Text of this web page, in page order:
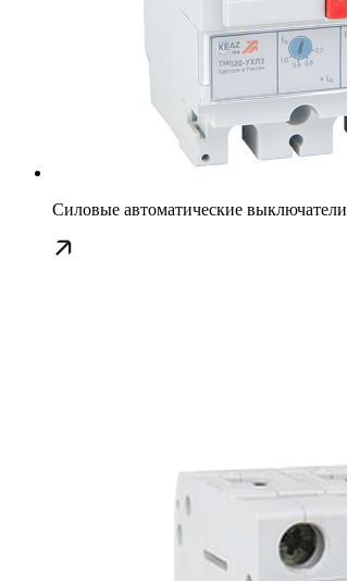
Силовые автоматические выключатели